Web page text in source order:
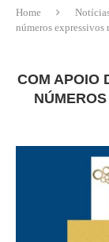
Home
números expressivos
COM APOIO